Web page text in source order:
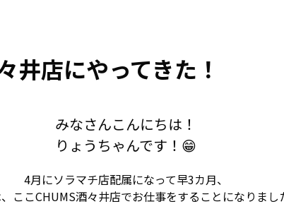
店にやってきた！
みなさんこんにちは！
りょうちゃんです！😁
4月にソラマチ店配属になって早3カ月、
ここCHUMS酒々井店でお仕事をすることになりまし